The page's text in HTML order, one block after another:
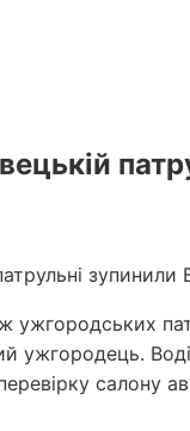
ужгородських
ужгородець.
салону